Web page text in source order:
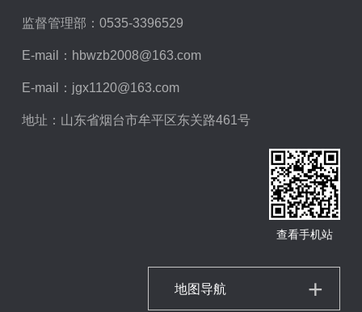
监督管理部： 0535-3396529
E-mail： hbwzb2008@163.com
E-mail： jgx1120@163.com
地址：山东省烟台市牟平区东关路461号
查看手机站
地图导航